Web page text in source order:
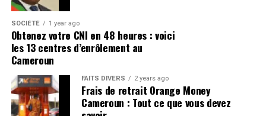
CLIQUEZ ICI POUR LIRE L’ARTICLE ORIGINAL SUR
manchesterunited365.com
Pour avoir les dernières infos
Cliquez ici
Photo de MB Media / Getty Images
SOCIÉTÉ 1 year ago
Obtenez votre CNI en 48 heures : voici
les 13 centres d’enrôlement au
Cameroun
FAITS DIVERS 2 years ago
Frais de retrait Orange Money
Cameroun : Tout ce que vous devez